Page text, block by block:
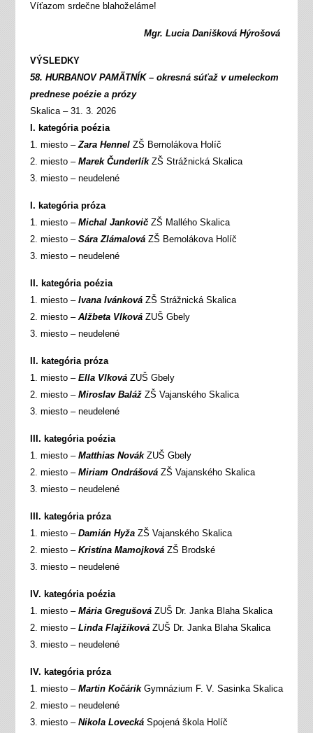
Víťazom srdečne blahoželáme!
Mgr. Lucia Danišková Hýrošová
VÝSLEDKY
58. HURBANOV PAMÄTNÍK – okresná súťaž v umeleckom
prednese poézie a prózy
Skalica – 31. 3. 2026
I. kategória poézia
1. miesto –Zara HennelZŠ Bernolákova Holíč
2. miesto – Marek ČunderlíkZŠ Strážnická Skalica
3. miesto – neudelené
I. kategória próza
1. miesto – Michal Jankovič ZŠ Mallého Skalica
2. miesto – Sára ZlámalováZŠ Bernolákova Holíč
3. miesto – neudelené
II. kategória poézia
1. miesto –Ivana IvánkováZŠ Strážnická Skalica
2. miesto – Alžbeta VlkováZUŠ Gbely
3. miesto – neudelené
II. kategória próza
1. miesto – Ella VlkováZUŠ Gbely
2. miesto – Miroslav BalážZŠ Vajanského Skalica
3. miesto – neudelené
III. kategória poézia
1. miesto – Matthias NovákZUŠ Gbely
2. miesto – Miriam OndrášováZŠ Vajanského Skalica
3. miesto – neudelené
III. kategória próza
1. miesto – Damián Hyža ZŠ Vajanského Skalica
2. miesto – Kristína MamojkováZŠ Brodské
3. miesto – neudelené
IV. kategória poézia
1. miesto –Mária GregušováZUŠ Dr. Janka Blaha Skalica
2. miesto –Linda FlajžíkováZUŠ Dr. Janka Blaha Skalica
3. miesto – neudelené
IV. kategória próza
1. miesto – Martin Kočárik Gymnázium F. V. Sasinka Skalica
2. miesto – neudelené
3. miesto – Nikola LoveckáSpojená škola Holíč